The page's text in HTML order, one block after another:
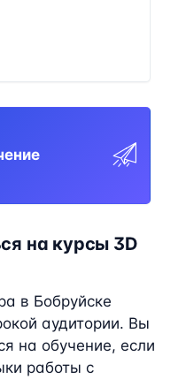
на курсы 3D
в Бобруйске
аудитории. Вы
на обучение, если
работы с